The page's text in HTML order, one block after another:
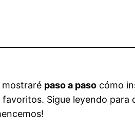
mostraré paso a paso cómo
Sigue leyendo